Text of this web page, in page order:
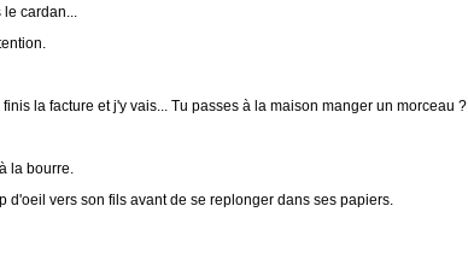
le cardan...
la facture et j'y vais... Tu passes à la maison manger un morceau ?
la bourre.
d'oeil vers son fils avant de se replonger dans ses papiers.